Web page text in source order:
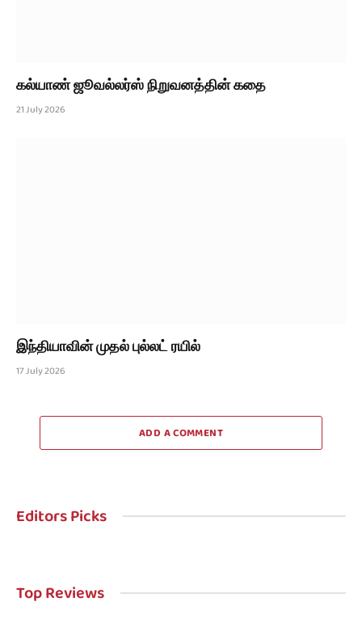
கல்யாண் ஜூவல்லர்ஸ் நிறுவனத்தின் கதை
21 July 2026
இந்தியாவின் முதல் புல்லட் ரயில்
17 July 2026
ADD A COMMENT
Editors Picks
Top Reviews